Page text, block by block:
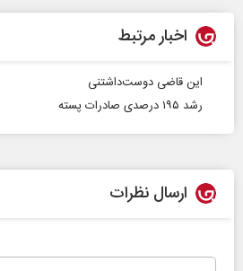
اخبار مرتبط
این قاضی دوست‌داشتنی
رشد ۱۹۵ درصدی صادرات پسته
ارسال نظرات